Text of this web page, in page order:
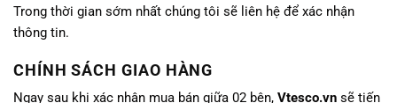
Trong thời gian sớm nhất chúng tôi sẽ liên hệ để xác nhận
thông tin.
CHÍNH SÁCH GIAO HÀNG
Ngay sau khi xác nhận mua bán giữa 02 bên, Vtesco.vn sẽ tiến